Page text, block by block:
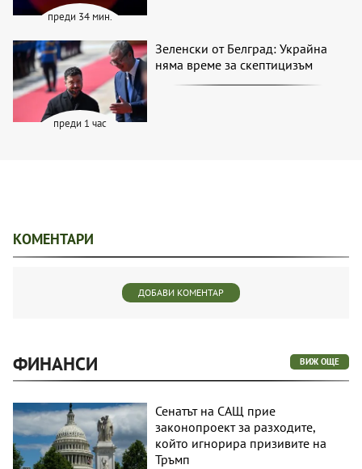
преди 34 мин.
преди 1 час
Зеленски от Белград: Украйна
няма време за скептицизъм
КОМЕНТАРИ
ДОБАВИ КОМЕНТАР
ФИНАНСИ ВИЖ ОЩЕ
Сенатът на САЩ прие
законопроект за разходите,
който игнорира призивите на
Тръмп